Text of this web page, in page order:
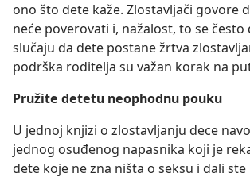
ono što dete kaže. Zlostavljači govore
neće poverovati i, nažalost, to se često
slučaju da dete postane žrtva
podrška roditelja su važan korak na
Pružite detetu neophodnu pouku
U jednoj knjizi o zlostavljanju dece
jednog osuđenog napasnika koji je
dete koje ne zna ništa o seksu i dali